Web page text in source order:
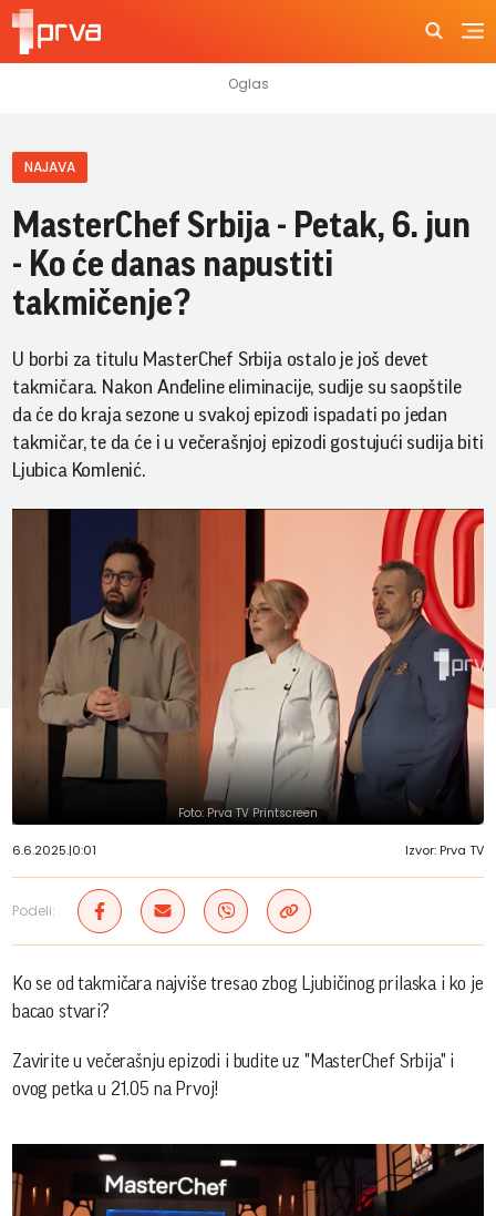
NAJAVA
MasterChef Srbija - Petak, 6. jun
- Ko će danas napustiti
takmičenje?
U borbi za titulu MasterChef Srbija ostalo je još devet
takmičara. Nakon Anđeline eliminacije, sudije su saopštile
da će do kraja sezone u svakoj epizodi ispadati po jedan
takmičar, te da će i u večerašnjoj epizodi gostujući sudija biti
Ljubica Komlenić.
Foto: Prva TV Printscreen
6.6.2025.|0:01 Izvor: Prva TV
Podeli:
Ko se od takmičara najviše tresao zbog Ljubičinog prilaska i ko je
bacao stvari?
Zavirite u večerašnju epizodi i budite uz "MasterChef Srbija" i
ovog petka u 21.05 na Prvoj!